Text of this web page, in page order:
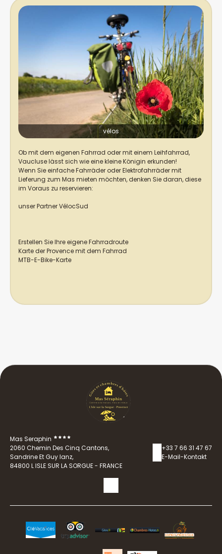
vélos
Ob mit dem eigenen Fahrrad oder mit einem Leihfahrrad,
Vaucluse lässt sich wie eine kleine Königin erkunden!
Wenn Sie einfache Fahrräder oder Elektrofahrräder mit
Lieferung zum Mas mieten möchten, denken Sie daran, diese
im Voraus zu reservieren:
unser Partner VélocSud
Erstellen Sie Ihre eigene Fahrradroute
Karte der Provence mit dem Fahrrad
MTB-E-Bike-Karte
Mas Seraphin
2060 Chemin Des Cinq Cantons,
Sandrine Et Guy Ianz,
84800 L ISLE SUR LA SORGUE - FRANCE
+33 7 66 31 47 67
E-Mail-Kontakt